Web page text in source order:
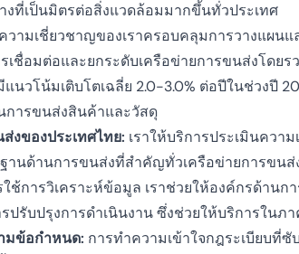
งที่เป็นมิตรต่อสิ่งแวดล้อมมากขึ้นทั่วประเทศ
ความเชี่ยวชาญของเราครอบคลุมการวางแผน
เชื่อมต่อและยกระดับเครือข่ายการขนส่งโด
วโน้มเติบโตเฉลี่ย 2.0-3.0% ต่อปีในช่วงปี
การขนส่งสินค้าและวัสดุ
ของประเทศไทย: เราให้บริการประเมินคว
นด้านการขนส่งที่สำคัญทั่วเครือข่ายการขนส่
ใช้การวิเคราะห์ข้อมูล เราช่วยให้องค์กรด้าน
ปรับปรุงการดำเนินงาน ซึ่งช่วยให้บริการใน
มข้อกำหนด: การทำความเข้าใจกฎระเบียบที่